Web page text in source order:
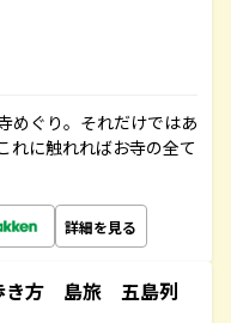
めぐり。それだけではあ
れに触れればお寺の全て
詳細を見る
き方 島旅 五島列